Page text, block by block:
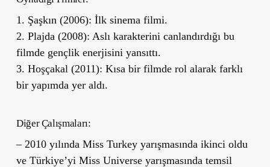
1. Şaşkın (2006): İlk sinema filmi.
2. Plajda (2008): Aslı karakterini canlandırdığı bu
filmde gençlik enerjisini yansıttı.
3. Hoşçakal (2011): Kısa bir filmde rol alarak farklı
bir yapımda yer aldı.
Diğer Çalışmaları:
– 2010 yılında Miss Turkey yarışmasında ikinci oldu
ve Türkiye’yi Miss Universe yarışmasında temsil